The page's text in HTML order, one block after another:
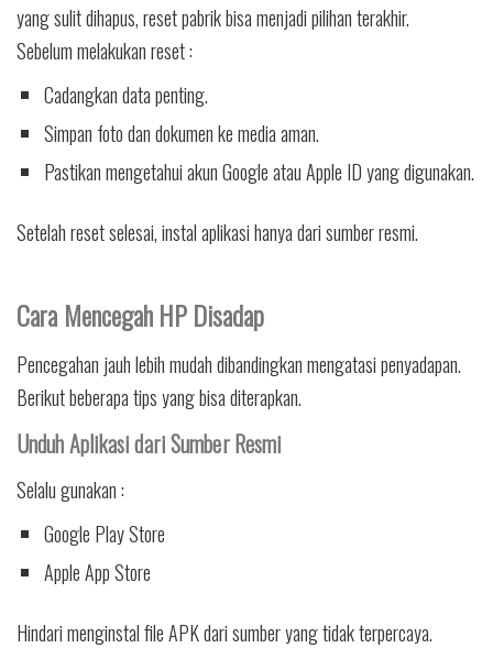
yang sulit dihapus, reset pabrik bisa menjadi pilihan terakhir.
Sebelum melakukan reset :
Cadangkan data penting.
Simpan foto dan dokumen ke media aman.
Pastikan mengetahui akun Google atau Apple ID yang digunakan.
Setelah reset selesai, instal aplikasi hanya dari sumber resmi.
Cara Mencegah HP Disadap
Pencegahan jauh lebih mudah dibandingkan mengatasi penyadapan.
Berikut beberapa tips yang bisa diterapkan.
Unduh Aplikasi dari Sumber Resmi
Selalu gunakan :
Google Play Store
Apple App Store
Hindari menginstal file APK dari sumber yang tidak terpercaya.